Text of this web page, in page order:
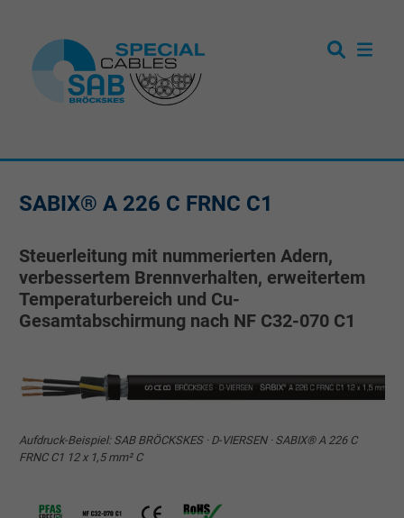
SABIX® A 226 C FRNC C1
Steuerleitung mit nummerierten Adern,
verbessertem Brennverhalten, erweitertem
Temperaturbereich und Cu-
Gesamtabschirmung nach NF C32-070 C1
Aufdruck-Beispiel: SAB BRÖCKSKES · D-VIERSEN · SABIX® A 226 C
FRNC C1 12 x 1,5 mm² C